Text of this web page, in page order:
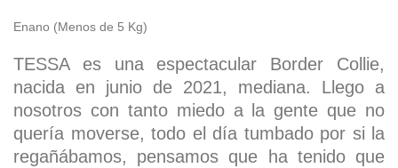
Enano (Menos de 5 Kg)
TESSA es una espectacular Border Collie,
nacida en junio de 2021, mediana. Llego a
nosotros con tanto miedo a la gente que no
quería moverse, todo el día tumbado por si la
regañábamos, pensamos que ha tenido que